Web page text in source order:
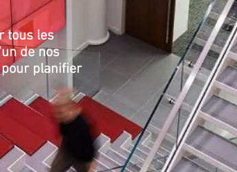
tous les
de nos
planifier